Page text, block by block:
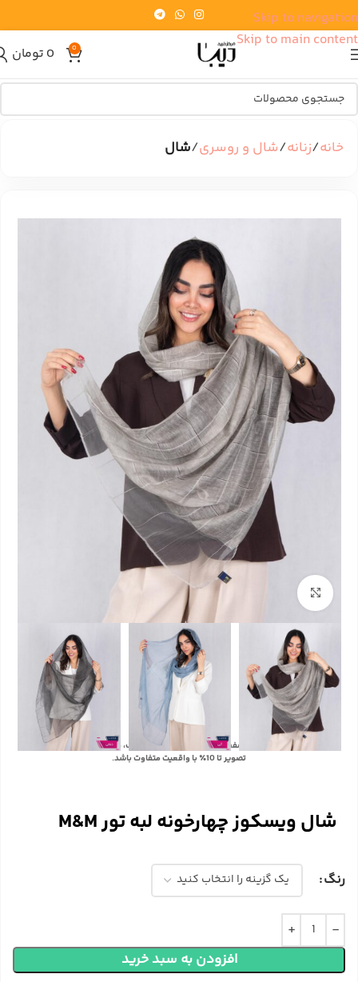
Skip to navigation
Skip to main content
0
0 تومان
خانه زنانه شال و روسری شال
بزرگنمایی تصویر
با توجه به تفاوت رنگ‌ها در صفحه نمایش دستگاه‌های مختلف، ممکن است رنگ محصولات در
تصویر تا 10٪ با واقعیت متفاوت باشد.
شال ویسکوز چهارخونه لبه تور M&M
رنگ
افزودن به سبد خرید